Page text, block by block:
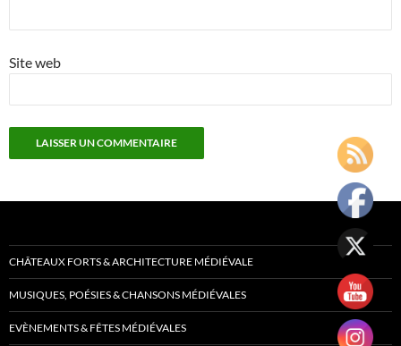
Site web
CHÂTEAUX FORTS & ARCHITECTURE MÉDIÉVALE
MUSIQUES, POÉSIES & CHANSONS MÉDIÉVALES
EVÈNEMENTS & FÊTES MÉDIÉVALES